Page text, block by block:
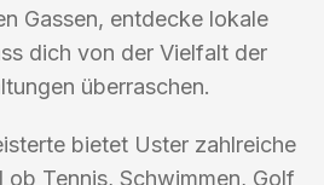
Gassen, entdecke lokale
dich von der Vielfalt der
überraschen.
bietet Uster zahlreiche
Tennis, Schwimmen, Golf